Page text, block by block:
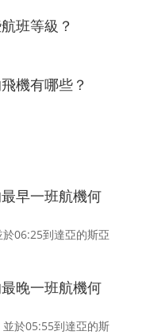
班等級？
機有哪些？
早一班航機何
06:25到達亞的斯亞
晚一班航機何
於05:55到達亞的斯